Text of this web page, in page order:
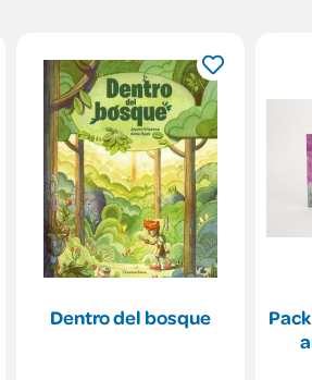
Dentro del bosque